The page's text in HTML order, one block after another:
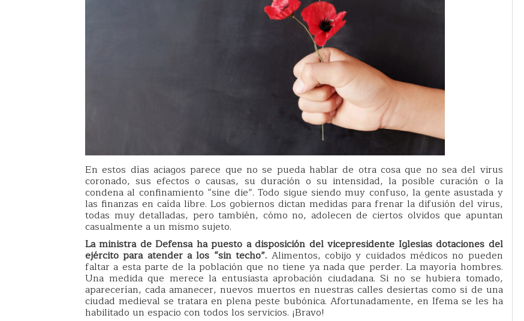
En estos días aciagos parece que no se pueda hablar de otra cosa que no sea del virus
coronado, sus efectos o causas, su duración o su intensidad, la posible curación o la
condena al confinamiento “sine die”. Todo sigue siendo muy confuso, la gente asustada y
las finanzas en caída libre. Los gobiernos dictan medidas para frenar la difusión del virus,
todas muy detalladas, pero también, cómo no, adolecen de ciertos olvidos que apuntan
casualmente a un mismo sujeto.
La ministra de Defensa ha puesto a disposición del vicepresidente Iglesias dotaciones del
ejército para atender a los “sin techo”. Alimentos, cobijo y cuidados médicos no pueden
faltar a esta parte de la población que no tiene ya nada que perder. La mayoría hombres.
Una medida que merece la entusiasta aprobación ciudadana. Si no se hubiera tomado,
aparecerían, cada amanecer, nuevos muertos en nuestras calles desiertas como si de una
ciudad medieval se tratara en plena peste bubónica. Afortunadamente, en Ifema se les ha
habilitado un espacio con todos los servicios. ¡Bravo!